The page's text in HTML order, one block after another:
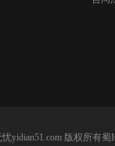
yidian51.com 版权所有蜀